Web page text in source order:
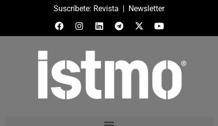
Suscríbete: Revista | Newsletter